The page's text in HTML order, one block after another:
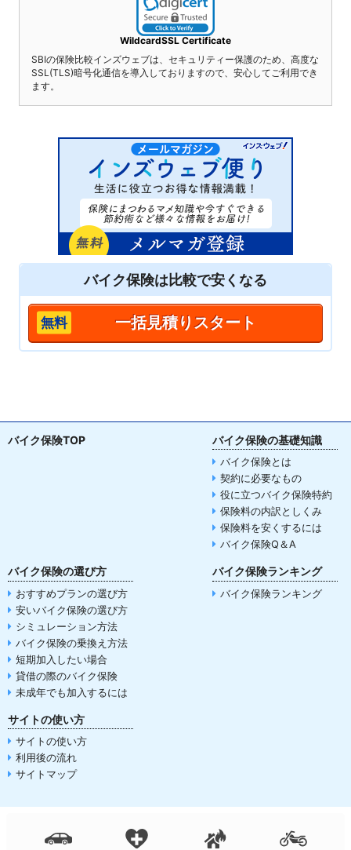
WildcardSSL Certificate
SBIの保険比較インズウェブは、セキュリティー保護のため、高度な
SSL(TLS)暗号化通信を導入しておりますので、安心してご利用でき
ます。
バイク保険は比較で安くなる
一括見積りスタート
バイク保険TOP バイク保険の基礎知識
バイク保険とは
契約に必要なもの
役に立つバイク保険特約
保険料の内訳としくみ
保険料を安くするには
バイク保険Q＆A
バイク保険の選び方
おすすめプランの選び方
安いバイク保険の選び方
シミュレーション方法
バイク保険の乗換え方法
短期加入したい場合
貸借の際のバイク保険
未成年でも加入するには
バイク保険ランキング
バイク保険ランキング
サイトの使い方
サイトの使い方
利用後の流れ
サイトマップ